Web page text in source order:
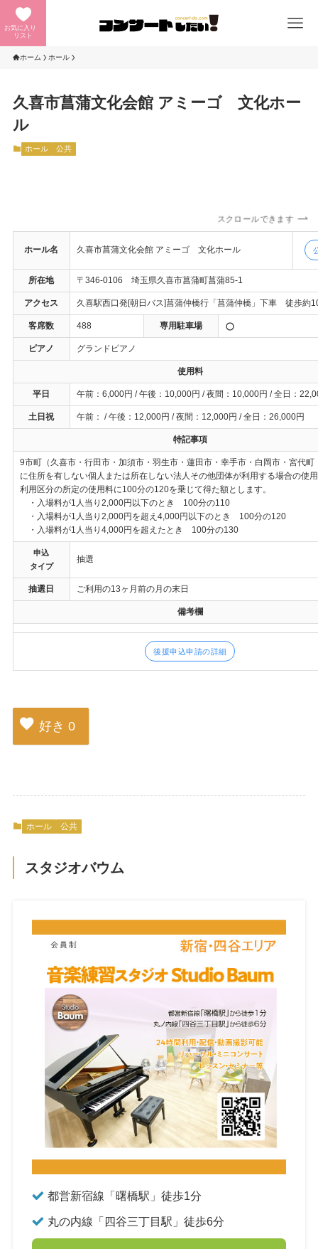
お気に入り
リスト
ホーム ホール
久喜市菖蒲文化会館 アミーゴ 文化ホー
ル
ホール 公共
スクロールできます
ホール名 久喜市菖蒲文化会館 アミーゴ 文化ホール
所在地 〒346-0106 埼玉県久喜市菖蒲町菖蒲85-1
アクセス 久喜駅西口発[朝日バス]菖蒲仲橋行「菖蒲仲橋」下車 徒歩約
客席数 488 専用駐車場
ピアノ グランドピアノ
使用料
平日 午前：6,000円 / 午後：10,000円 / 夜間：10,000円 / 全日：
土日祝 午前： / 午後：12,000円 / 夜間：12,000円 / 全日：26,000円
特記事項
9市町（久喜市・行田市・加須市・羽生市・蓮田市・幸手市・白岡市・宮代町
に住所を有しない個人または所在しない法人その他団体が利用する場合の使
利用区分の所定の使用料に100分の120を乗じて得た額とします。
・入場料が1人当り2,000円以下のとき 100分の110
・入場料が1人当り2,000円を超え4,000円以下のとき 100分の120
・入場料が1人当り4,000円を超えたとき 100分の130
申込
タイプ
抽選
抽選日 ご利用の13ヶ月前の月の末日
備考欄
後援申込申請の詳細
好き 0
ホール 公共
スタジオバウム
都営新宿線「曙橋駅」徒歩1分
丸の内線「四谷三丁目駅」徒歩6分